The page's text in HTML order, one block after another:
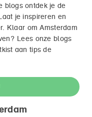
blogs ontdek je de
je inspireren en
Klaar om Amsterdam
Lees onze blogs
aan tips de